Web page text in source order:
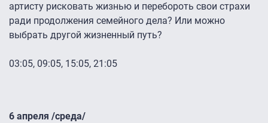
артисту рисковать жизнью и перебороть свои страхи
ради продолжения семейного дела? Или можно
выбрать другой жизненный путь?
03:05, 09:05, 15:05, 21:05
6 апреля /среда/